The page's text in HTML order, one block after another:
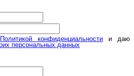
Политикой конфиденциальности и даю
персональных данных